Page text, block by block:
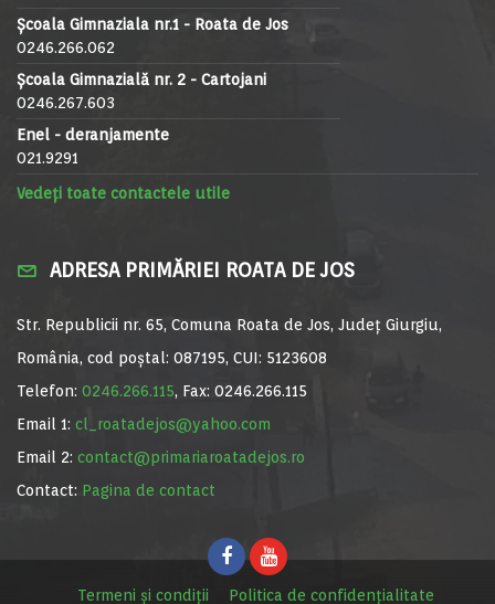
Școala Gimnaziala nr.1 - Roata de Jos
0246.266.062
Școala Gimnazială nr. 2 - Cartojani
0246.267.603
Enel - deranjamente
021.9291
Vedeți toate contactele utile
ADRESA PRIMĂRIEI ROATA DE JOS
Str. Republicii nr. 65, Comuna Roata de Jos, Județ Giurgiu,
România, cod poștal: 087195, CUI: 5123608
Telefon: 0246.266.115, Fax: 0246.266.115
Email 1: cl_roatadejos@yahoo.com
Email 2: contact@primariaroatadejos.ro
Contact: Pagina de contact
Termeni și condiții Politica de confidențialitate